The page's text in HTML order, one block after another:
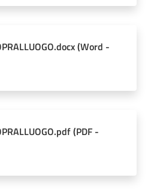
(Word -
(PDF -